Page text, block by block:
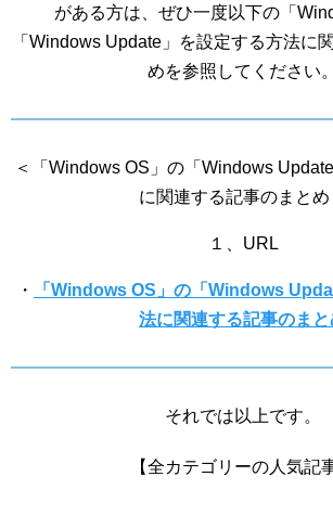
がある方は、ぜひ一度以下の「
「Windows Update」を設定する方法に
めを参照してください。
＜「Windows OS」の「Windows
に関連する記事のまとめ
１、URL
・
「Windows OS」の「Windows
法に関連する記事のまと
それでは以上です。
【全カテゴリーの人気記